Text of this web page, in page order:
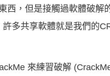
西，但是接觸過軟體破解
多共享軟體就是我們的
來練習破解